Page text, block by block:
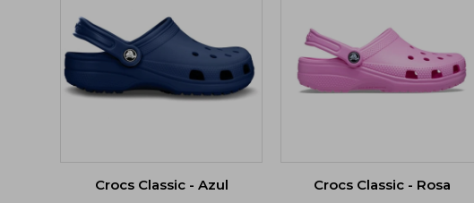
Crocs Classic - Azul Crocs Classic - Rosa